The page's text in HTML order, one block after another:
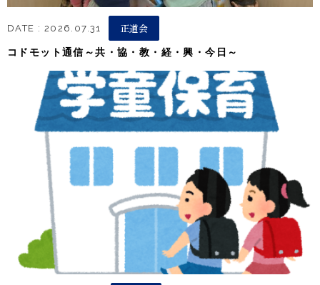
DATE : 2026.07.31 正道会
コドモット通信～共・協・教・経・興・今日～